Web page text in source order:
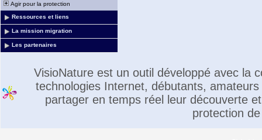
Agir pour la protection
Ressources et liens
La mission migration
Les partenaires
VisioNature est un outil développé avec la
technologies Internet, débutants,
partager en temps réel leur découverte
protection